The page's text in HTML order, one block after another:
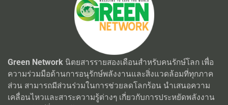
Green Network นิตยสารรายสองเดือนสำหรับคนรักษ์โลก เพื่อ
ความร่วมมือด้านการอนุรักษ์พลังงานและสิ่งแวดล้อมที่ทุกภาค
ส่วน สามารถมีส่วนร่วมในการช่วยลดโลกร้อน นำเสนอความ
เคลื่อนไหวและสาระความรู้ต่างๆ เกี่ยวกับการประหยัดพลังงาน